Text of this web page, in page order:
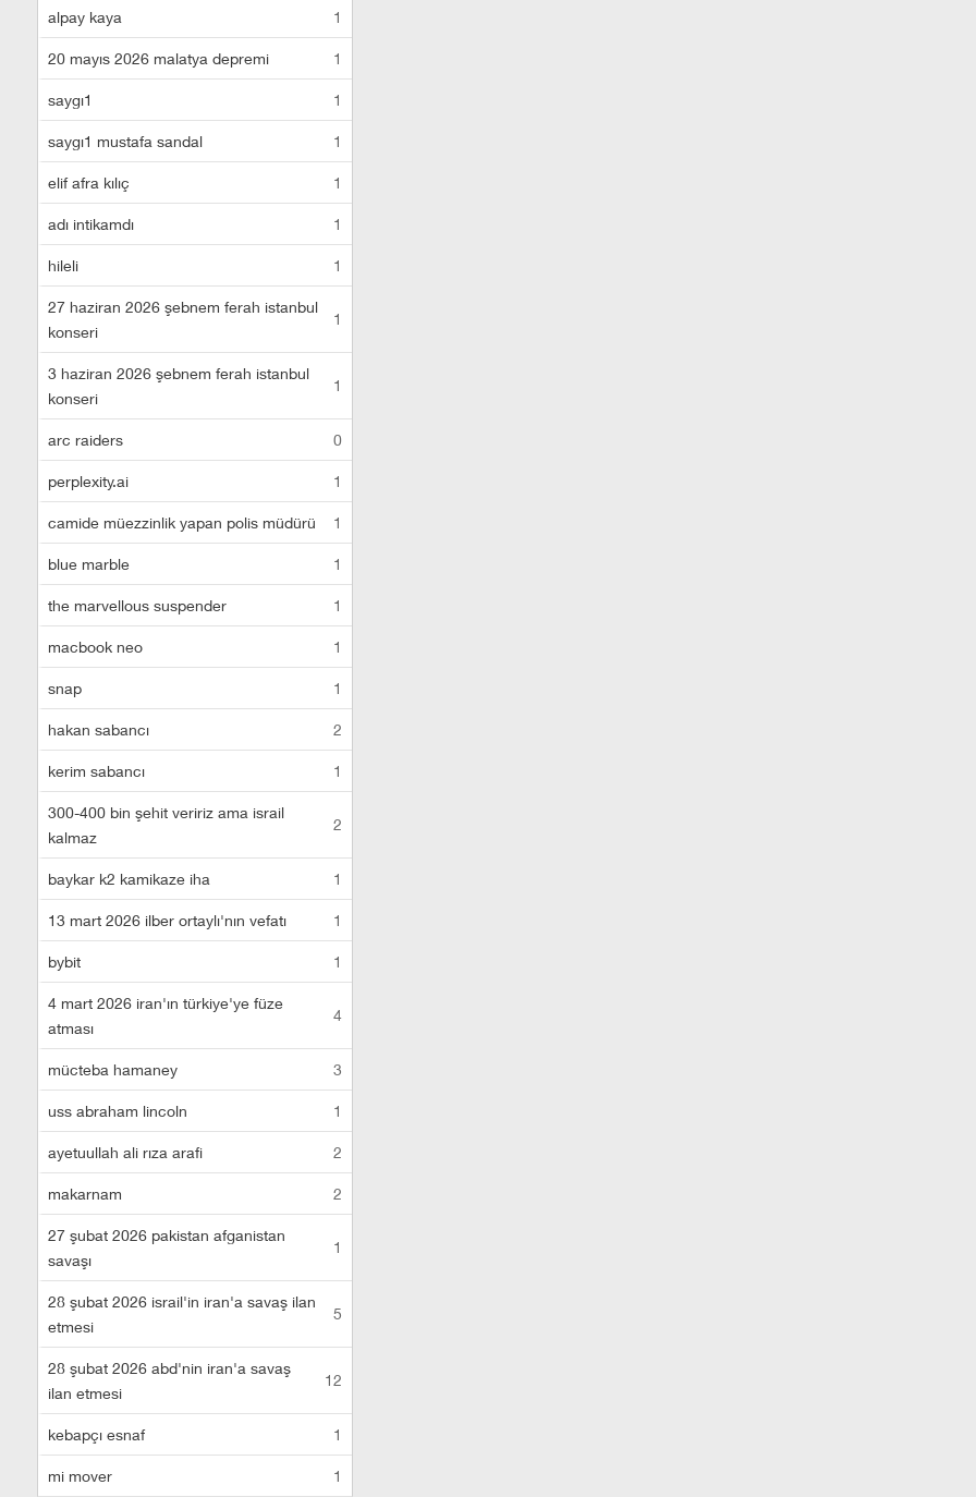
alpay kaya 1
20 mayıs 2026 malatya depremi 1
saygı1 1
saygı1 mustafa sandal 1
elif afra kılıç 1
adı intikamdı 1
hileli 1
27 haziran 2026 şebnem ferah istanbul
konseri
1
3 haziran 2026 şebnem ferah istanbul
konseri
1
arc raiders 0
perplexity.ai 1
camide müezzinlik yapan polis müdürü 1
blue marble 1
the marvellous suspender 1
macbook neo 1
snap 1
hakan sabancı 2
kerim sabancı 1
300-400 bin şehit veririz ama israil
kalmaz
2
baykar k2 kamikaze iha 1
13 mart 2026 ilber ortaylı'nın vefatı 1
bybit 1
4 mart 2026 iran'ın türkiye'ye füze
atması
4
mücteba hamaney 3
uss abraham lincoln 1
ayetuullah ali rıza arafi 2
makarnam 2
27 şubat 2026 pakistan afganistan
savaşı
1
28 şubat 2026 israil'in iran'a savaş ilan
etmesi
5
28 şubat 2026 abd'nin iran'a savaş
ilan etmesi
12
kebapçı esnaf 1
mi mover 1